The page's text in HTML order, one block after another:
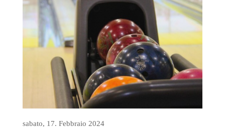
sabato, 17. Febbraio 2024